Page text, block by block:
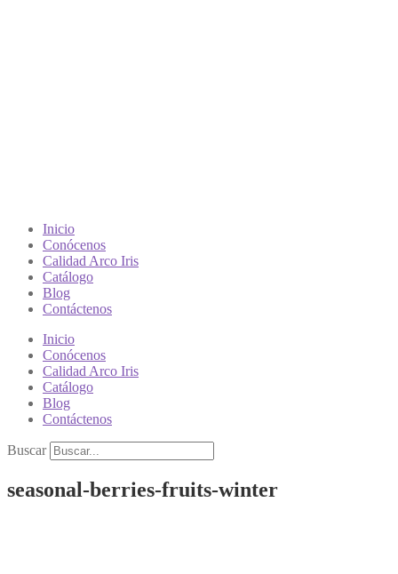
Inicio
Conócenos
Calidad Arco Iris
Catálogo
Blog
Contáctenos
Inicio
Conócenos
Calidad Arco Iris
Catálogo
Blog
Contáctenos
Buscar
seasonal-berries-fruits-winter